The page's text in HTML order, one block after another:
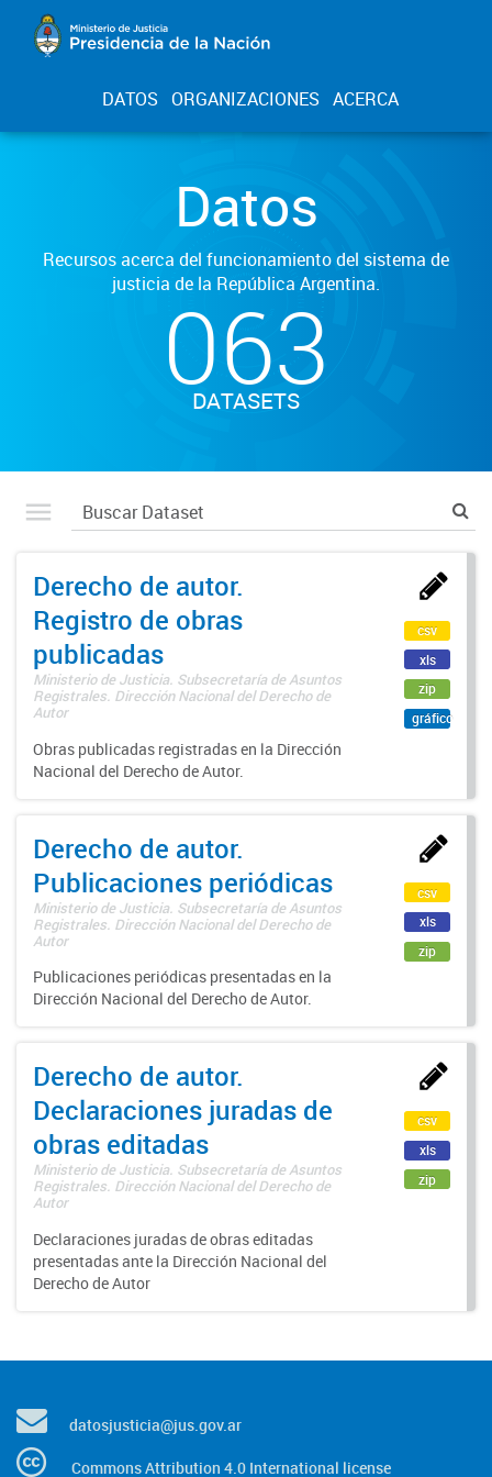
DATOS ORGANIZACIONES ACERCA
Datos
Recursos acerca del funcionamiento del sistema de
justicia de la República Argentina.
063
DATASETS
Derecho de autor.
Registro de obras
publicadas
Ministerio de Justicia. Subsecretaría de Asuntos
Registrales. Dirección Nacional del Derecho de
Autor
Obras publicadas registradas en la Dirección
Nacional del Derecho de Autor.
csv
xls
zip
gráfico
Derecho de autor.
Publicaciones periódicas
Ministerio de Justicia. Subsecretaría de Asuntos
Registrales. Dirección Nacional del Derecho de
Autor
Publicaciones periódicas presentadas en la
Dirección Nacional del Derecho de Autor.
csv
xls
zip
Derecho de autor.
Declaraciones juradas de
obras editadas
Ministerio de Justicia. Subsecretaría de Asuntos
Registrales. Dirección Nacional del Derecho de
Autor
Declaraciones juradas de obras editadas
presentadas ante la Dirección Nacional del
Derecho de Autor
csv
xls
zip
datosjusticia@jus.gov.ar
Commons Attribution 4.0 International license